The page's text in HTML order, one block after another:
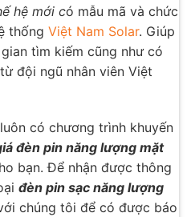
hệ mới có mẫu mã và chức
thống Việt Nam Solar. Giúp
tìm kiếm cũng như có
đội ngũ nhân viên Việt
có chương trình khuyến
đèn pin năng lượng mặt
bạn. Để nhận được thông
đèn pin sạc năng lượng
chúng tôi để có được báo